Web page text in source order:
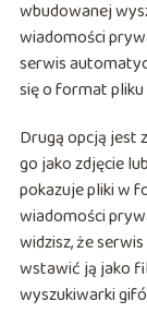
wbudowanej
wiadomości
serwis
się o format
Drugą opcją jest
go jako zdjęcie
pokazuje pliki w
wiadomości
widzisz, że
wstawić ją jako
wyszukiwarki